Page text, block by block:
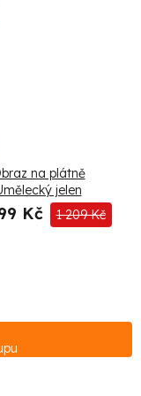
na plátně
jelen
Kč 1 209 Kč